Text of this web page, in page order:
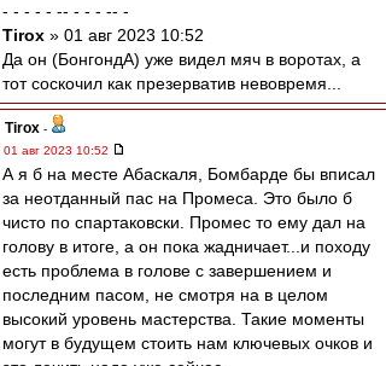
- - - - - -- - - - -- -
Tirox » 01 авг 2023 10:52
Да он (БонгондА) уже видел мяч в воротах, а
тот соскочил как презерватив невовремя...
Tirox -
01 авг 2023 10:52
А я б на месте Абаскаля, Бомбарде бы вписал
за неотданный пас на Промеса. Это было б
чисто по спартаковски. Промес то ему дал на
голову в итоге, а он пока жадничает...и походу
есть проблема в голове с завершением и
последним пасом, не смотря на в целом
высокий уровень мастерства. Такие моменты
могут в будущем стоить нам ключевых очков и